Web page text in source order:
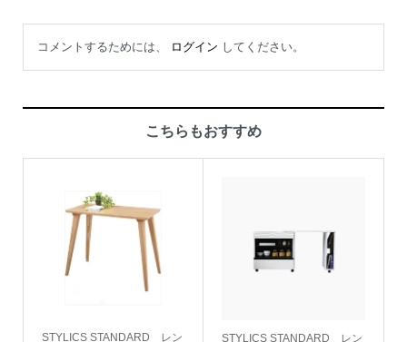
コメントするためには、 ログイン してください。
こちらもおすすめ
STYLICS STANDARD レン
STYLICS STANDARD レン